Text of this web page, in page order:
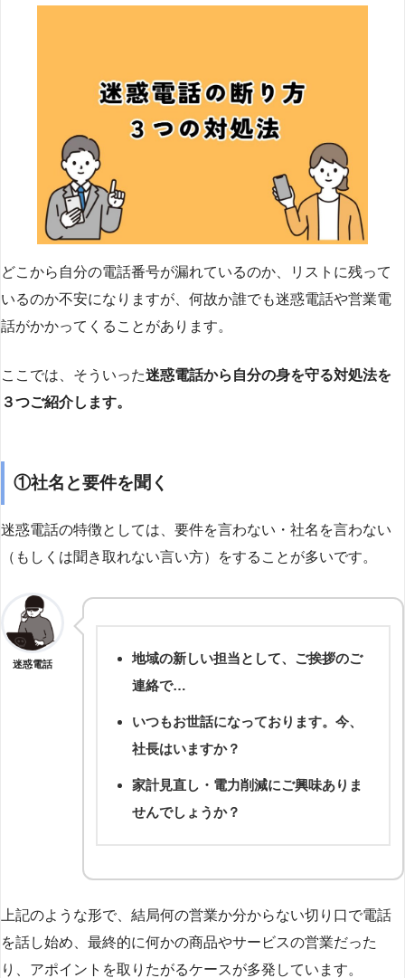
どこから自分の電話番号が漏れているのか、リストに残って
いるのか不安になりますが、何故か誰でも迷惑電話や営業電
話がかかってくることがあります。
ここでは、そういった迷惑電話から自分の身を守る対処法を
３つご紹介します。
①社名と要件を聞く
迷惑電話の特徴としては、要件を言わない・社名を言わない
（もしくは聞き取れない言い方）をすることが多いです。
迷惑電話
地域の新しい担当として、ご挨拶のご
連絡で…
いつもお世話になっております。今、
社長はいますか？
家計見直し・電力削減にご興味ありま
せんでしょうか？
上記のような形で、結局何の営業か分からない切り口で電話
を話し始め、最終的に何かの商品やサービスの営業だった
り、アポイントを取りたがるケースが多発しています。